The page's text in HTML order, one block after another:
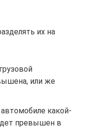
их на
или же
какой-
превышен в